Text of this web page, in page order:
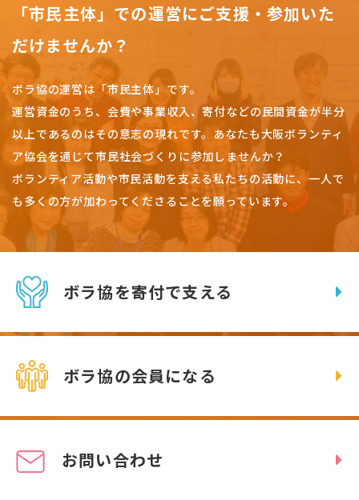
「市民主体」での運営にご支援・参加いた
だけませんか？
ボラ協の運営は「市民主体」です。
運営資金のうち、会費や事業収入、寄付などの民間資金が半分
以上であるのはその意志の現れです。 あなたも大阪ボランティ
ア協会を通じて市民社会づくりに参加しませんか？
ボランティア活動や市民活動を支える私たちの活動に、一人で
も多くの方が加わってくださることを願っています。
ボラ協を寄付で支える
ボラ協の会員になる
お問い合わせ